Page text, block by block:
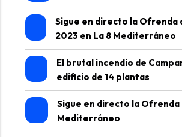
Sigue en directo la Ofrenda
2023 en La 8 Mediterráneo
El brutal incendio de
edificio de 14 plantas
Sigue en directo la Ofrenda
Mediterráneo